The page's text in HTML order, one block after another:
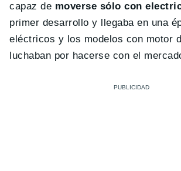
capaz de moverse sólo con
primer desarrollo y llegaba en una
eléctricos y los modelos con motor
luchaban por hacerse con el